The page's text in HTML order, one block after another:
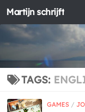
Doorgaan naar
Martijn schrijft
TAGS:
GAMES /